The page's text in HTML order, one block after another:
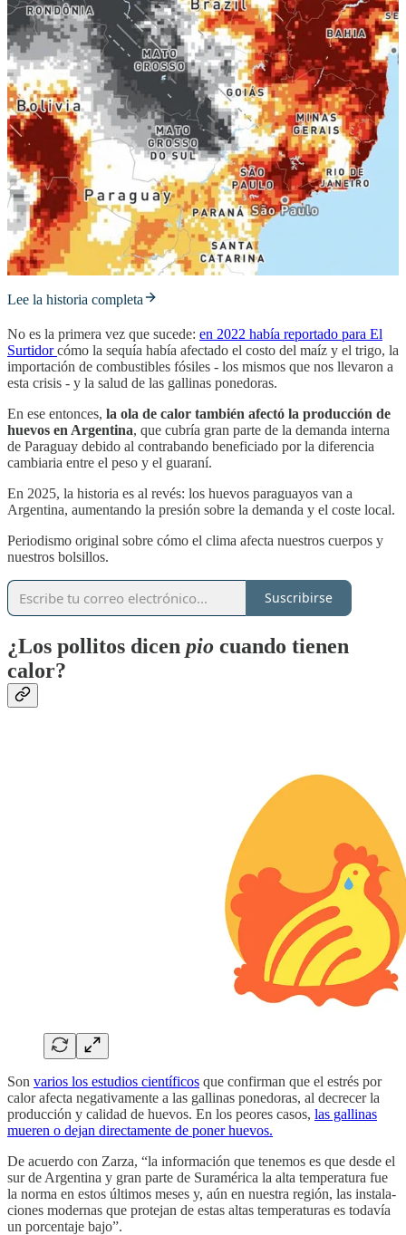
Lee la historia completa
No es la primera vez que sucede: en 2022 había reportado para El
Surtidorcómo la sequía había afectado el costo del maíz y el trigo, la
importación de combustibles fósiles - los mismos que nos llevaron a
esta crisis - y la salud de las gallinas ponedoras.
En ese entonces, la ola de calor también afectó la producción de
huevos en Argentina, que cubría gran parte de la demanda interna
de Paraguay debido al contrabando beneficiado por la diferencia
cambiaria entre el peso y el guaraní.
En 2025, la historia es al revés: los huevos paraguayos van a
Argentina, aumentando la presión sobre la demanda y el coste local.
Periodismo original sobre cómo el clima afecta nuestros cuerpos y
nuestros bolsillos.
Suscribirse
¿Los pollitos dicen pio cuando tienen
calor?
Son varios los estudios científicos que confirman que el estrés por
calor afecta negativamente a las gallinas ponedoras, al decrecer la
producción y calidad de huevos. En los peores casos, las gallinas
mueren o dejan directamente de poner huevos.
De acuerdo con Zarza, “la infor­mación que tenemos es que desde el
sur de Argentina y gran parte de Suramérica la alta temperatura fue
la norma en estos últimos meses y, aún en nuestra región, las instala­
ciones modernas que prote­jan de estas altas temperatu­ras es todavía
un porcentaje bajo”.